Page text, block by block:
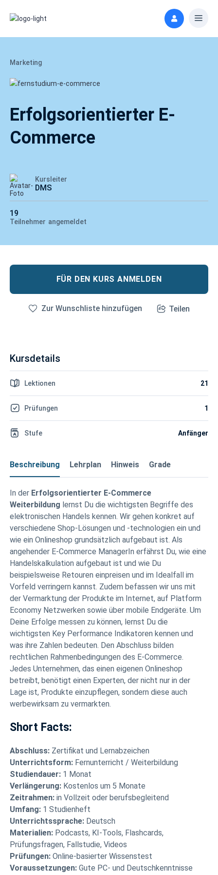
Marketing
Erfolgsorientierter E-
Commerce
Kursleiter
DMS
19
Teilnehmer angemeldet
Beschreibung Lehrplan Hinweis Grade
In der Erfolgsorientierter E-Commerce
Weiterbildung lernst Du die wichtigsten Begriffe des
elektronischen Handels kennen. Wir gehen konkret auf
verschiedene Shop-Lösungen und -technologien ein und
wie ein Onlineshop grundsätzlich aufgebaut ist. Als
angehender E-Commerce ManagerIn erfährst Du, wie eine
Handelskalkulation aufgebaut ist und wie Du
beispielsweise Retouren einpreisen und im Idealfall im
Vorfeld verringern kannst. Zudem befassen wir uns mit
der Vermarktung der Produkte im Internet, auf Platform
Economy Netzwerken sowie über mobile Endgeräte. Um
Deine Erfolge messen zu können, lernst Du die
wichtigsten Key Performance Indikatoren kennen und
was ihre Zahlen bedeuten. Den Abschluss bilden
rechtlichen Rahmenbedingungen des E-Commerce.
Jedes Unternehmen, das einen eigenen Onlineshop
betreibt, benötigt einen Experten, der nicht nur in der
Lage ist, Produkte einzupflegen, sondern diese auch
werbewirksam zu vermarkten.
Short Facts:
Abschluss: Zertifikat und Lernabzeichen
Unterrichtsform: Fernunterricht / Weiterbildung
Studiendauer: 1 Monat
Verlängerung: Kostenlos um 5 Monate
Zeitrahmen: in Vollzeit oder berufsbegleitend
Umfang: 1 Studienheft
Unterrichtssprache: Deutsch
Materialien: Podcasts, KI-Tools, Flashcards,
Prüfungsfragen, Fallstudie, Videos
Prüfungen: Online-basierter Wissenstest
Voraussetzungen: Gute PC- und Deutschkenntnisse
FÜR DEN KURS ANMELDEN
Zur Wunschliste hinzufügen Teilen
Kursdetails
Lektionen 21
Prüfungen 1
Stufe Anfänger